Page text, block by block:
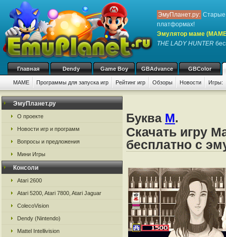
ЭмуПланет.ру: Старые
платформах!
Эмулятор маме
THE LADY HUNTER
Главная Dendy Game Boy GBAdvance GBColor
MAME Программы для запуска игр Рейтинг игр Обзоры Новости Игры:
ЭмуПланет.ру
О проекте
Новости игр и программ
Вопросы и предложения
Мини Игры
Консоли
Atari 2600
Atari 5200, Atari 7800, Atari Jaguar
ColecoVision
Dendy (Nintendo)
Mattel Intellivision
Буква M.
Скачать игру
бесплатно с